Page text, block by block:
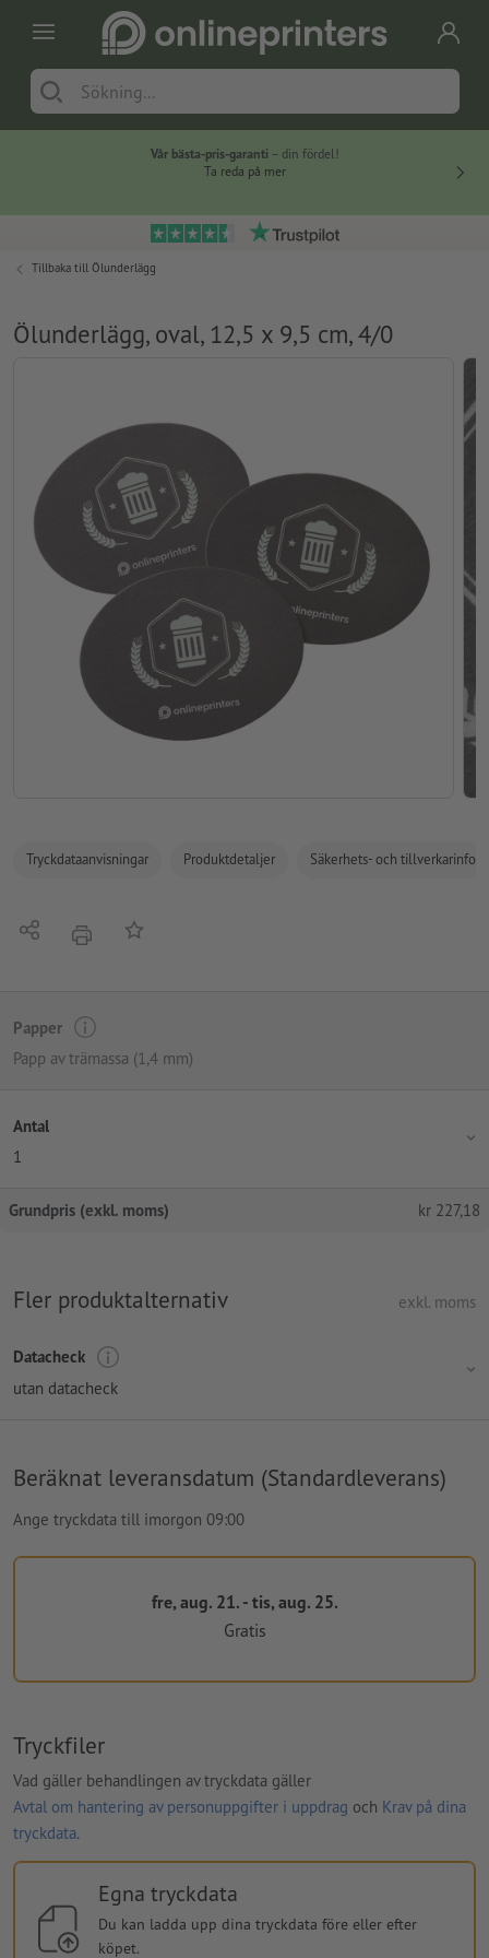
Vår bästa-pris-garanti – din fördel!
Ta reda på mer
Tillbaka till Ölunderlägg
Ölunderlägg, oval, 12,5 x 9,5 cm, 4/0
Tryckdataanvisningar Produktdetaljer Säkerhets- och
Dela erbjudandePå anteckningslistan
Papper
Papp av trämassa (1,4 mm)
Antal
1
Grundpris (exkl. moms) kr 227,18
Fler produktalternativ exkl. moms
Datacheck
utan datacheck
Beräknat leveransdatum (Standardleverans)
Ange tryckdata till imorgon 09:00
fre, aug. 21. - tis, aug. 25.
Gratis
Tryckfiler
Vad gäller behandlingen av tryckdata gäller
Avtal om hantering av personuppgifter i uppdrag och Krav på dina
tryckdata.
Egna tryckdata
Du kan ladda upp dina tryckdata före eller efter
köpet.